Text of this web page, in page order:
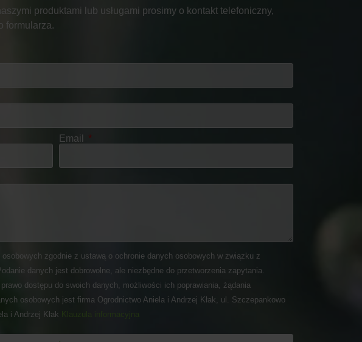
produktami lub usługami prosimy o kontakt telefoniczny,
formularza.
Email
zgodnie z ustawą o ochronie danych osobowych w związku z
danych jest dobrowolne, ale niezbędne do przetworzenia zapytania.
dostępu do swoich danych, możliwości ich poprawiania, żądania
osobowych jest firma Ogrodnictwo Aniela i Andrzej Kłak, ul. Szczepankowo
i Andrzej Kłak Klauzula informacyjna